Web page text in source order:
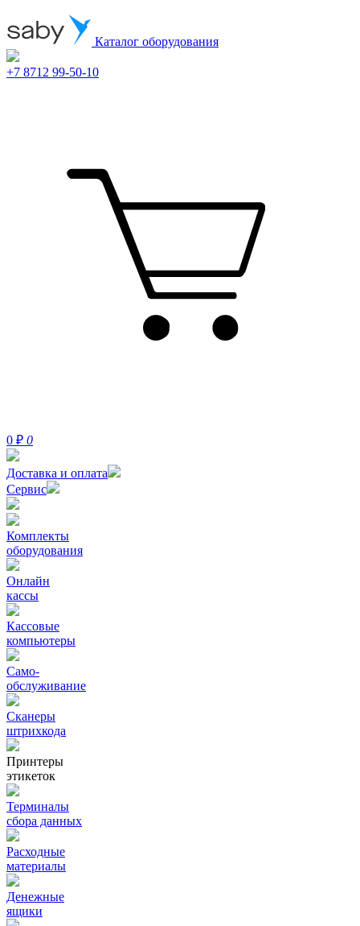
Каталог оборудования
+7 8712 99-50-10
0 ₽ 0
Доставка и оплата
Сервис
Комплекты
оборудования
Онлайн
кассы
Кассовые
компьютеры
Само-
обслуживание
Сканеры
штрихкода
Принтеры
этикеток
Терминалы
сбора данных
Расходные
материалы
Денежные
ящики